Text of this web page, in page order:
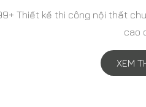
Thiết kế biệt thự hiện đại, biệt
biệt thự vườn đẳng
XEM